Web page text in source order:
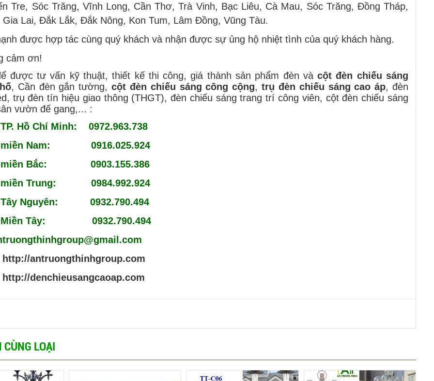
Tre, Sóc Trăng, Vĩnh Long, Cần Thơ, Trà Vinh, Bạc Liêu, Cà Mau, Sóc Trăng, Đồng Tháp,
Gia Lai, Đắk Lắk, Đắk Nông, Kon Tum, Lâm Đồng, Vũng Tàu.
được hợp tác cùng quý khách và nhận được sự ủng hộ nhiệt tình của quý khách hàng.
cảm ơn!
được tư vấn kỹ thuật, thiết kế thi công, giá thành sản phẩm đèn vàcột đèn chiếu sáng
, Cần đèn gắn tường,cột đèn chiếu sáng công cộng,trụ đèn chiếu sáng cao áp, đèn
trụ đèn tín hiệu giao thông (THGT), đèn chiếu sáng trang trí công viên, cột đèn chiếu sáng
vườn đế gang,... :
Hồ Chí Minh: 0972.963.738
miền Nam: 0916.025.924
miền Bắc: 0903.155.386
miền Trung: 0984.992.924
Tây Nguyên: 0932.790.494
Miền Tây: 0932.790.494
http://antruongthinhgroup.com
http://denchieusangcaoap.com
LOẠI